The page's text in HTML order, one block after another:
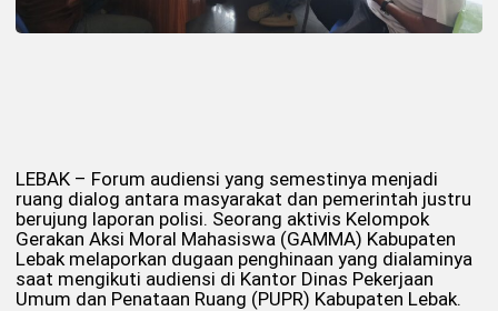
LEBAK – Forum audiensi yang semestinya menjadi
ruang dialog antara masyarakat dan pemerintah justru
berujung laporan polisi. Seorang aktivis Kelompok
Gerakan Aksi Moral Mahasiswa (GAMMA) Kabupaten
Lebak melaporkan dugaan penghinaan yang dialaminya
saat mengikuti audiensi di Kantor Dinas Pekerjaan
Umum dan Penataan Ruang (PUPR) Kabupaten Lebak.